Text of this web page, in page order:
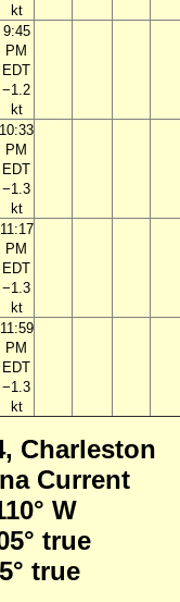
kt
9:45
PM
EDT
−1.2
kt
10:33
PM
EDT
−1.3
kt
11:17
PM
EDT
−1.3
kt
11:59
PM
EDT
−1.3
kt
Charleston
Current
W
true
true